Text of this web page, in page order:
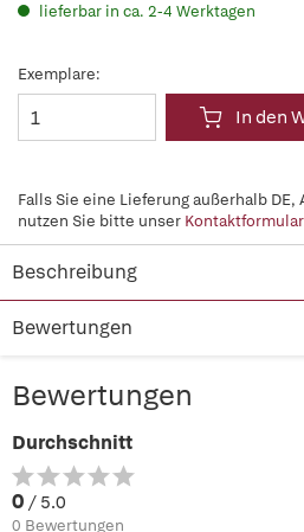
lieferbar in ca. 2-4 Werktagen
Exemplare:
In den
Falls Sie eine Lieferung außerhalb DE,
nutzen Sie bitte unser Kontaktformular
Beschreibung
Bewertungen
Bewertungen
Durchschnitt
0 / 5.0
0 Bewertungen